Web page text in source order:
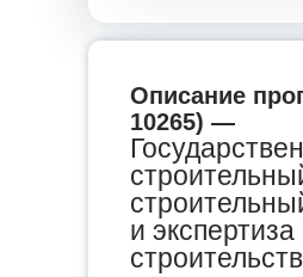
Описание
10265) —
и экспертиза